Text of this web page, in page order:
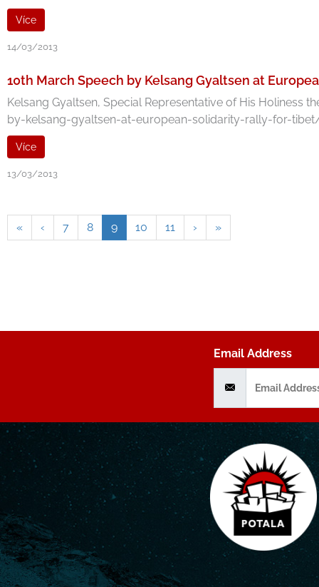
Více
14/03/2013
10th March Speech by Kelsang Gyaltsen at
Kelsang Gyaltsen, Special Representative of His
by-kelsang-gyaltsen-at-european-solidarity-rally-for-
Více
13/03/2013
« ‹ 7 8 9 10 11 › »
Email Address